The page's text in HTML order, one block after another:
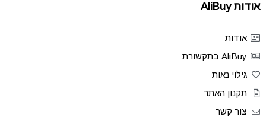
אודות AliBuy
אודות
AliBuy בתקשורת
גילוי נאות
תקנון האתר
צור קשר